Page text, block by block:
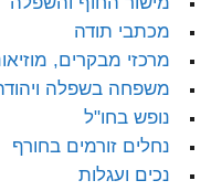
מכתבי תודה
מרכזי מבקרים,
משפחה בשפלה
נופש בחו"ל
נחלים זורמים בחורף
נכים ועגלות